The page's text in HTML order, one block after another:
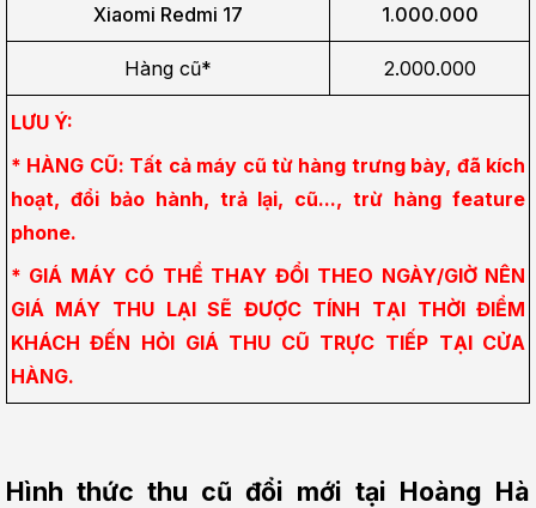
Xiaomi Redmi 17 1.000.000
Hàng cũ* 2.000.000
LƯU Ý:
* HÀNG CŨ: Tất cả máy cũ từ hàng trưng bày, đã kích
hoạt, đổi bảo hành, trả lại, cũ..., trừ hàng feature
phone.
* GIÁ MÁY CÓ THỂ THAY ĐỔI THEO NGÀY/GIỜ NÊN
GIÁ MÁY THU LẠI SẼ ĐƯỢC TÍNH TẠI THỜI ĐIỂM
KHÁCH ĐẾN HỎI GIÁ THU CŨ TRỰC TIẾP TẠI CỬA
HÀNG.
Hình thức thu cũ đổi mới tại Hoàng Hà